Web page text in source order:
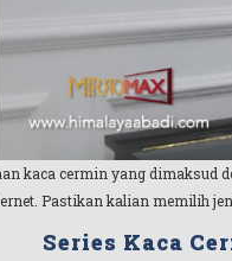
kaca cermin yang
Pastikan kalian memilih
Series Kaca